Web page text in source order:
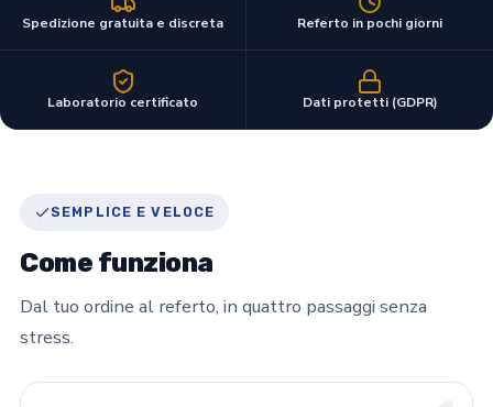
Spedizione gratuita e discreta Referto in pochi giorni
Laboratorio certificato Dati protetti (GDPR)
SEMPLICE E VELOCE
Come funziona
Dal tuo ordine al referto, in quattro passaggi senza
stress.